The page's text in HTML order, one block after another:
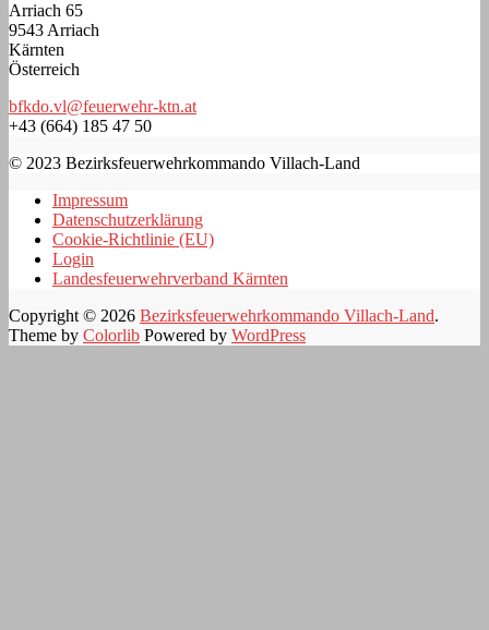
Arriach 65
9543 Arriach
Kärnten
Österreich
bfkdo.vl@feuerwehr-ktn.at
+43 (664) 185 47 50
© 2023 Bezirksfeuerwehrkommando Villach-Land
Impressum
Datenschutzerklärung
Cookie-Richtlinie (EU)
Login
Landesfeuerwehrverband Kärnten
Copyright © 2026 Bezirksfeuerwehrkommando Villach-Land.
Theme by Colorlib Powered by WordPress